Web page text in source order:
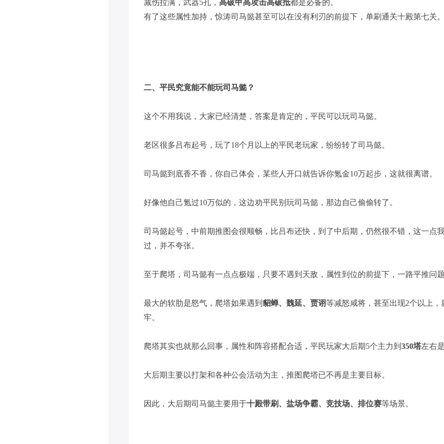
减伤拉满，武器5孔， 高破甲高攻击高破抵都是必备的。
有了这些属性加持，惊涛司马懿甚至可以在没有利刃的前提下，单刷通关十殿第七关
二、平民究竟能不能玩司马懿？
这个不用我说，大家已经清楚，答案是肯定的，平民可以玩司马懿。
老区很多吕布起号，玩了18个月以上的平民老玩家，纷纷转了司马懿。
司马懿到底香不香，你自己体会，某些人开口就告诉你氪金10万起步，这就很离谱。
好像他自己氪过10万似的，这边劝平民别玩司马懿，那边自己偷偷转了。
司马懿起号，中前期推图会很顺畅，比吕布还快，到了中后期，仍然很不错，这一点
过，并不夸张。
至于爬塔，司马懿有一点点极端，只要不遇到天敌，属性到位的前提下，一路平推问
最大的软肋是怒气，爬塔如果遇到 貂蝉、魏延、贾诩等减怒咸将，甚至出现2个以上，
牢。
爬塔其实也就那么回事，属性和阵容搭配合适，平民玩家大后期5个主力到 350塔左右
大后期主要以打架和各种公会活动为主，推图爬塔已不再是主要目标。
因此，大后期司马懿主要用于十殿带刷、盐场争霸、竞技场、排位赛等场景。